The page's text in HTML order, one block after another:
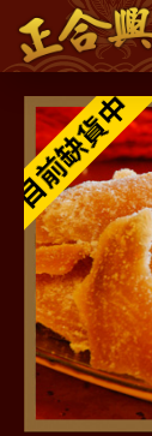
目前缺貨中